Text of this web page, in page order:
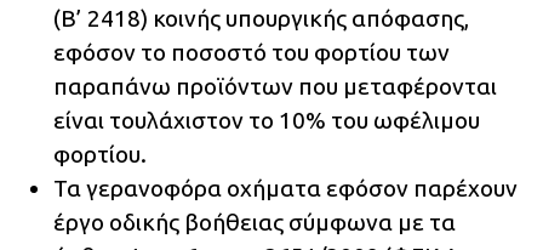
(Β’ 2418) κοινής υπουργικής απόφασης,
εφόσον το ποσοστό του φορτίου των
παραπάνω προϊόντων που μεταφέρονται
είναι τουλάχιστον το 10% του ωφέλιμου
φορτίου.
Τα γερανοφόρα οχήματα εφόσον παρέχουν
έργο οδικής βοήθειας σύμφωνα με τα